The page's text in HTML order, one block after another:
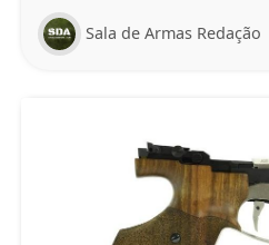
Sala de Armas Redação